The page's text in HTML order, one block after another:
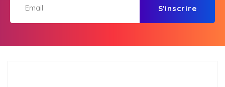
S'inscrire